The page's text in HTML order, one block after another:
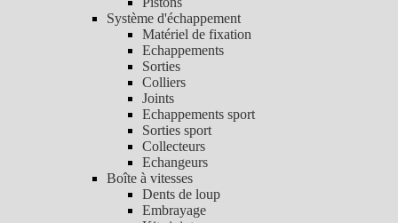
Système d'échappement
Matériel de fixation
Echappements
Sorties
Colliers
Joints
Echappements sport
Sorties sport
Collecteurs
Echangeurs
Boîte à vitesses
Dents de loup
Embrayage